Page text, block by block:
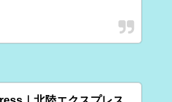
｜北陸エクスプレス